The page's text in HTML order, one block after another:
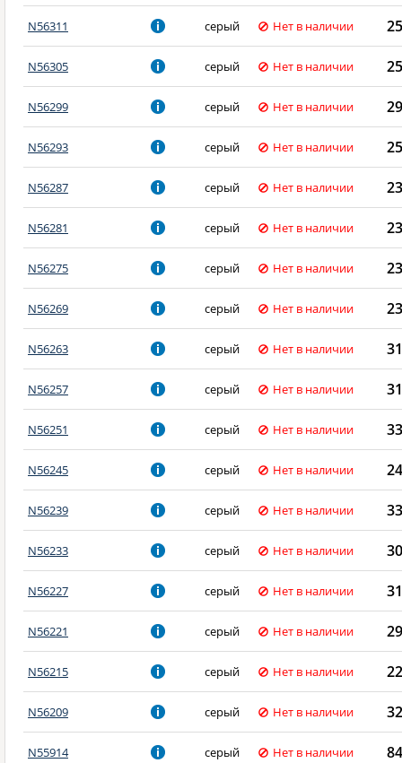
N56311 серый Нет в наличии
N56305 серый Нет в наличии
N56299 серый Нет в наличии
N56293 серый Нет в наличии
N56287 серый Нет в наличии
N56281 серый Нет в наличии
N56275 серый Нет в наличии
N56269 серый Нет в наличии
N56263 серый Нет в наличии
N56257 серый Нет в наличии
N56251 серый Нет в наличии
N56245 серый Нет в наличии
N56239 серый Нет в наличии
N56233 серый Нет в наличии
N56227 серый Нет в наличии
N56221 серый Нет в наличии
N56215 серый Нет в наличии
N56209 серый Нет в наличии
N55914 серый Нет в наличии